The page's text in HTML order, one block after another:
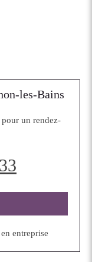
les-Bains
un rendez-
entreprise